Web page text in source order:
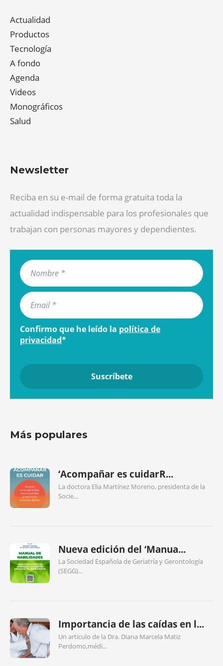
Actualidad
Productos
Tecnología
A fondo
Agenda
Videos
Monográficos
Salud
Newsletter
Reciba en su e-mail de forma gratuita toda la
actualidad indispensable para los profesionales que
trabajan con personas mayores y dependientes.
Confirmo que he leído la política de
privacidad*
Más populares
‘Acompañar es cuidarR...
La doctora Elia Martínez Moreno, presidenta de la
Socie...
Nueva edición del ‘Manua...
La Sociedad Española de Geriatría y Gerontología
(SEGG)...
Importancia de las caídas en l...
Un artículo de la Dra. Diana Marcela Matiz
Perdomo,médi...